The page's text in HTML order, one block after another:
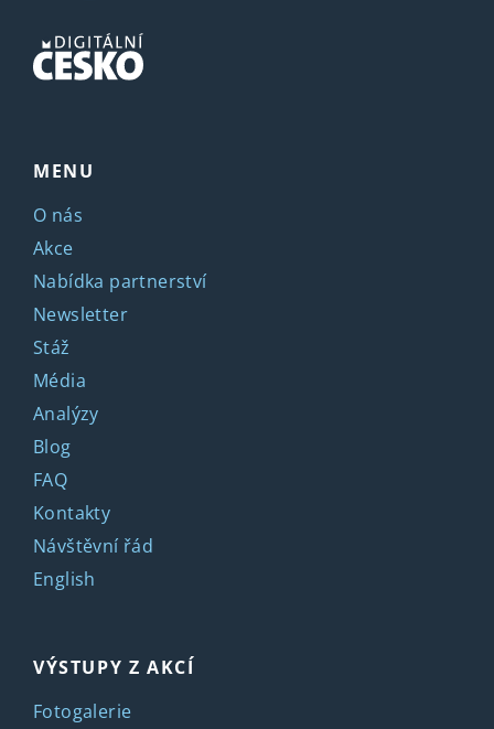
MENU
O nás
Akce
Nabídka partnerství
Newsletter
Stáž
Média
Analýzy
Blog
FAQ
Kontakty
Návštěvní řád
English
VÝSTUPY Z AKCÍ
Fotogalerie